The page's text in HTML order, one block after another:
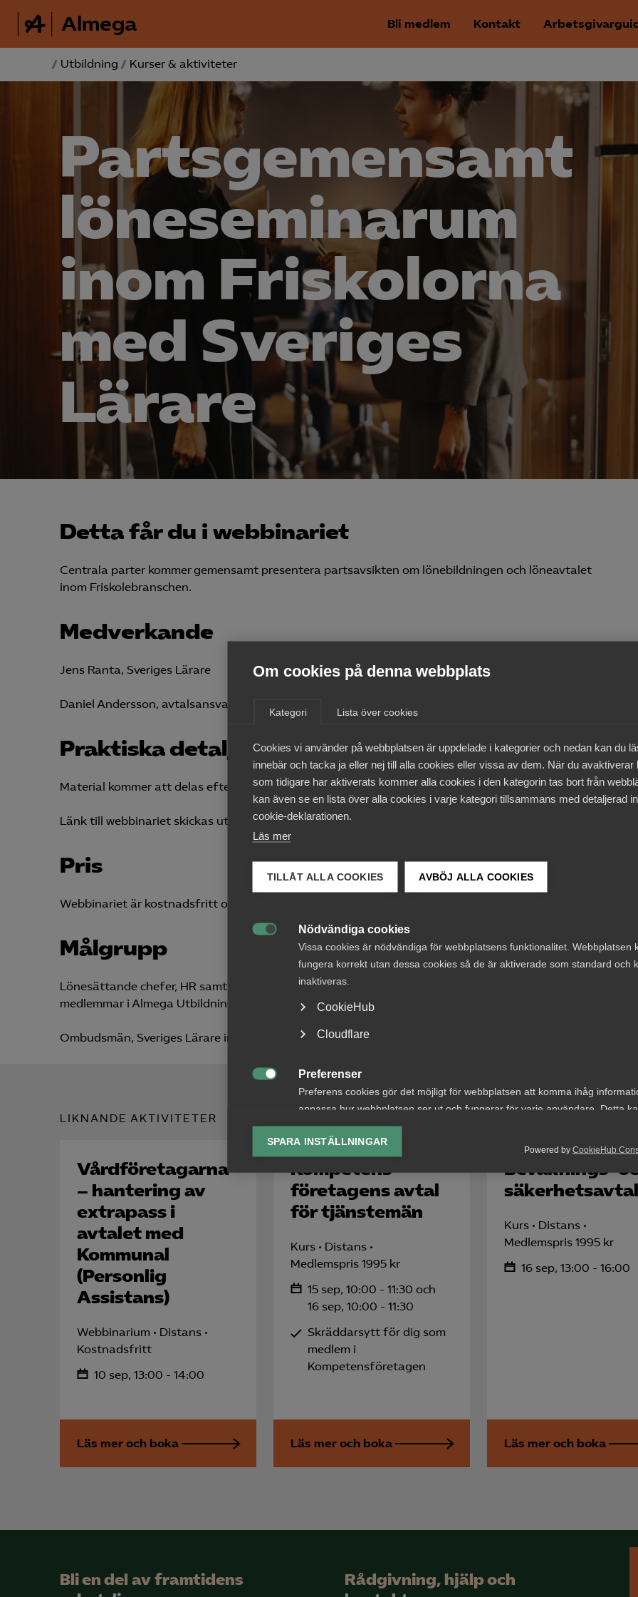
Om cookies på denna webbplats
Kategori Lista över cookies
Cookies vi använder på webbplatsen är uppdelade i kategorier och nedan kan du
innebär och tacka ja eller nej till alla cookies eller vissa av dem. När du avaktiverar
som tidigare har aktiverats kommer alla cookies i den kategorin tas bort från
kan även se en lista över alla cookies i varje kategori tillsammans med detaljerad
cookie-deklarationen.
Läs mer
TILLÅT ALLA COOKIES AVBÖJ ALLA COOKIES
Nödvändiga cookies
Vissa cookies är nödvändiga för webbplatsens funktionalitet. Webbplatsen
fungera korrekt utan dessa cookies så de är aktiverade som standard och
inaktiveras.
CookieHub
Cloudflare
Preferenser
Preferens cookies gör det möjligt för webbplatsen att komma ihåg
anpassa hur webbplatsen ser ut och fungerar för varje användare. Detta
lagring av vald valuta, region, språk eller färgschema.

Analys-cookies
Analyseringscookies hjälper oss förbättra webbplatsen genom att samla
information om hur den används.
Google Analytics
Microsoft Clarity
Marknadsförings-cookies
Marknadsförings-cookies används för att spåra gester på olika webbplatser
Google Ads
Meta Pixel
Powered by CookieHub
SPARA INSTÄLLNINGAR
Almega Bli medlem Kontakt
/ Utbildning / Kurser & aktiviteter
Partsgemensamt
löneseminarum
inom Friskolorna
med Sveriges
Lärare
Detta får du i webbinariet
Centrala parter kommer gemensamt presentera partsavsikten om lönebildningen och löneavtalet
inom Friskolebranschen.
Medverkande
Jens Ranta, Sveriges Lärare
Daniel Andersson, avtalsansvarig Friskoleavtalet, Almega Utbildning
Praktiska detaljer
Material kommer att delas efter webbinariet.
Länk till webbinariet skickas ut tillsammans med kallelsen 3 dagar innan start.
Pris
Webbinariet är kostnadsfritt och vänder sig enbart till målgruppen.
Målgrupp
Lönesättande chefer, HR samt arbetsgivarföreträdare med ansvar för lönebildning som är
medlemmar i Almega Utbildning.
Ombudsmän, Sveriges Lärare inom Friskolebranschen
LIKNANDE AKTIVITETER
Vård­företagarna
– hantering av
extrapass i
avtalet med
Kommunal
(Personlig
Assistans)
Webbinarium
Distans
Kostnadsfritt
10 sep, 13:00 - 14:00
Läs mer och boka
Kompetens­
företagens avtal
för tjänstemän
Kurs
Distans
Medlemspris 1995 kr
15 sep, 10:00 - 11:30 och
16 sep, 10:00 - 11:30
Skräddarsytt för dig som
medlem i
Kompetensföretagen
Läs mer och boka
Bevaknings-
Kurs
Distans
Medlemspris 1995 kr
16 sep, 13:00 - 16:00
Läs mer och boka
Bli en del av framtidens
Rådgivning, hjälp och